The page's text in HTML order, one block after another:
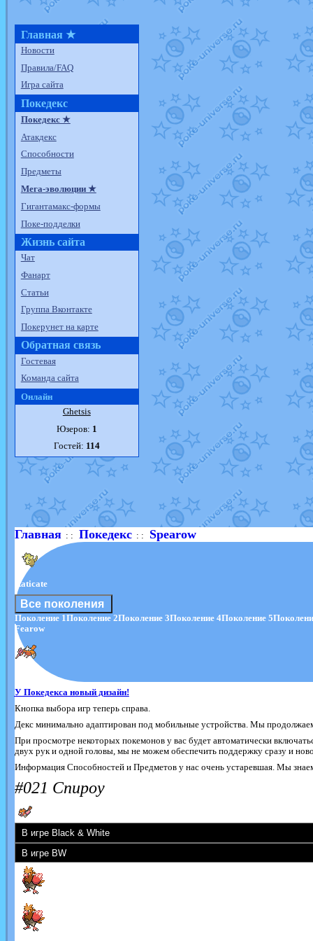
Главная ★
Новости
Правила/FAQ
Игра сайта
Покедекс
Покедекс ★
Атакдекс
Способности
Предметы
Мега-эволюции ★
Гигантамакс-формы
Поке-подделки
Жизнь сайта
Чат
Фанарт
Статьи
Группа Вконтакте
Покерунет на карте
Обратная связь
Гостевая
Команда сайта
Онлайн
Ghetsis
Юзеров: 1
Гостей: 114
Главная: : Покедекс: : Spearow
Raticate
Все поколения
Поколение 1Поколение 2Поколение 3Поколение 4Поколение 5
Fearow
У Покедекса новый дизайн!
Кнопка выбора игр теперь справа.
Декс минимально адаптирован под мобильные устройства. Мы продолжаем
При просмотре некоторых покемонов у вас будет автоматически
двух рук и одной головы, мы не можем обеспечить поддержку сразу и
Информация Способностей и Предметов у нас очень устаревшая. Мы
#021 Спироу